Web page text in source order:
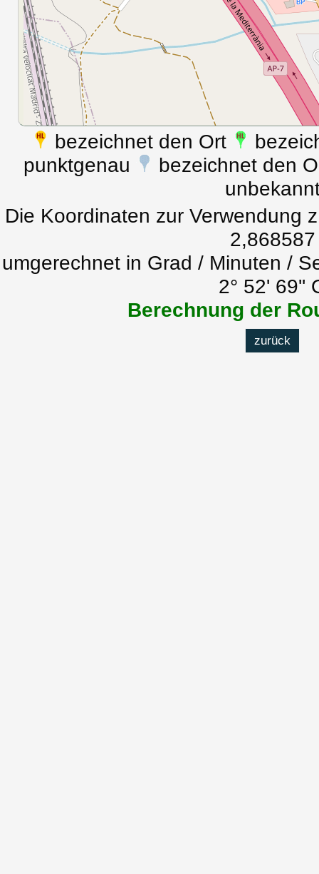
bezeichnet den Ort
punktgenau
bezeichnet den
Die Koordinaten zur Verwendung
2,868587
umgerechnet in Grad / Minuten /
2° 52' 69''
Berechnung der